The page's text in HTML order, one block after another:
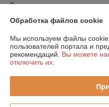
Контакты
График работы
Полная версия сайта
Политика обработки
Обработка файлов cookie
Мы используем файлы
пользователей портала и
рекомендаций. Вы можете
отключить их.